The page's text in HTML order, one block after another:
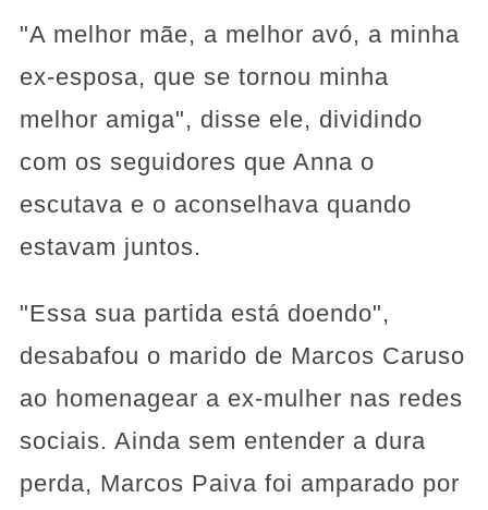
"A melhor mãe, a melhor avó, a minha
ex-esposa, que se tornou minha
melhor amiga", disse ele, dividindo
com os seguidores que Anna o
escutava e o aconselhava quando
estavam juntos.
"Essa sua partida está doendo",
desabafou o marido de Marcos Caruso
ao homenagear a ex-mulher nas redes
sociais. Ainda sem entender a dura
perda, Marcos Paiva foi amparado por